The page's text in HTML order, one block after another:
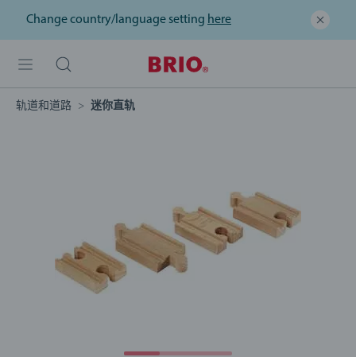
Change country/language setting here
轨道和道路 迷你直轨